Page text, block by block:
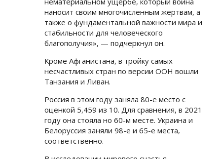
наносит своим многочисленным жертвам, а
также о фундаментальной важности мира и
стабильности для человеческого
благополучия», — подчеркнул он.
Кроме Афганистана, в тройку самых
несчастливых стран по версии ООН вошли
Танзания и Ливан.
Россия в этом году заняла 80-е место с
оценкой 5,459 из 10. Для сравнения, в 2021
году она стояла но 60-м месте. Украина и
Белоруссия заняли 98-е и 65-е места,
соответственно.